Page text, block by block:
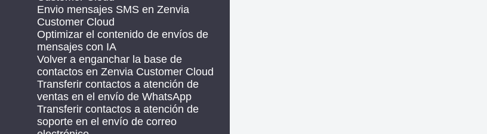
Envio mensajes SMS en Zenvia
Customer Cloud
Optimizar el contenido de envíos de
mensajes con IA
Volver a enganchar la base de
contactos en Zenvia Customer Cloud
Transferir contactos a atención de
ventas en el envío de WhatsApp
Transferir contactos a atención de
soporte en el envío de correo